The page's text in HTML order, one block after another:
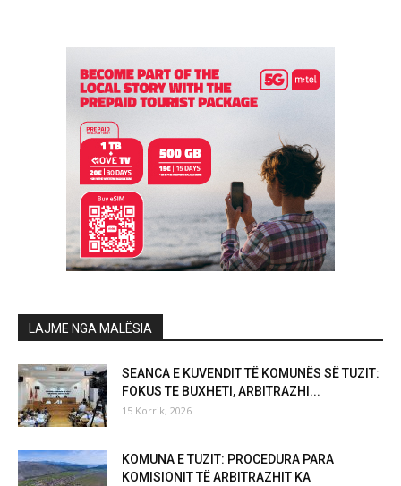
LAJME NGA MALËSIA
SEANCA E KUVENDIT TË KOMUNËS SË TUZIT:
FOKUS TE BUXHETI, ARBITRAZHI...
15 Korrik, 2026
KOMUNA E TUZIT: PROCEDURA PARA
KOMISIONIT TË ARBITRAZHIT KA